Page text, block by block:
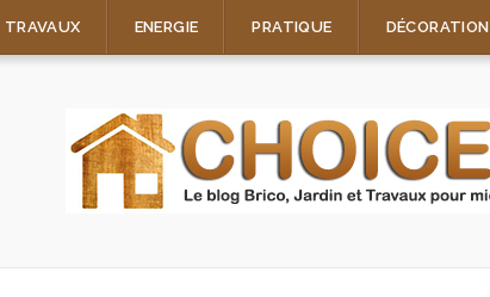
TRAVAUX ENERGIE PRATIQUE DÉCORATION